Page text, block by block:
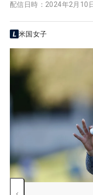
配信日時： 2024年2月10
米国女子